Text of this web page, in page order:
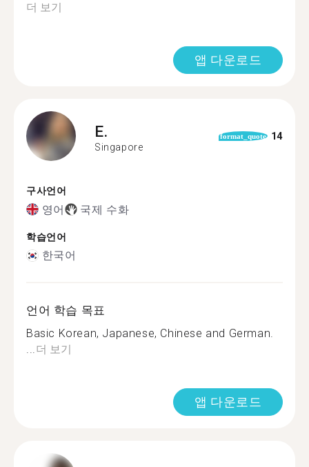
더 보기
앱 다운로드
E.
Singapore
format_quote 14
구사언어
영어 국제 수화
학습언어
한국어
언어 학습 목표
Basic Korean, Japanese, Chinese and German.
...더 보기
앱 다운로드